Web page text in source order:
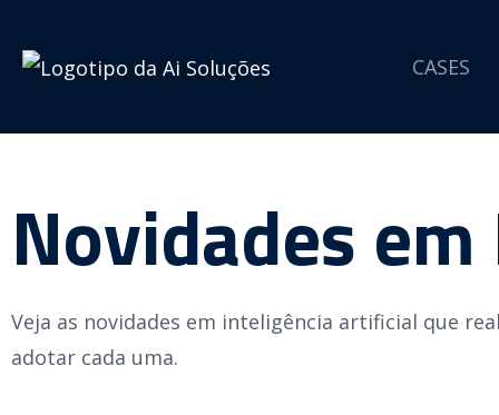
CASES
Novidades
Veja as novidades em inteligência artificial que
adotar cada uma.